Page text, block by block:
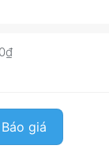
Báo giá